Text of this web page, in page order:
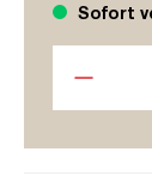
Sofort